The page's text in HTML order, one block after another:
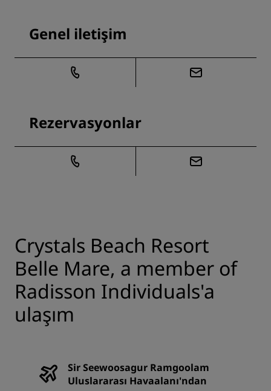
Genel iletişim
Rezervasyonlar
Crystals Beach Resort
Belle Mare, a member of
Radisson Individuals'a
ulaşım
Sir Seewoosagur Ramgoolam
Uluslararası Havaalanı'ndan